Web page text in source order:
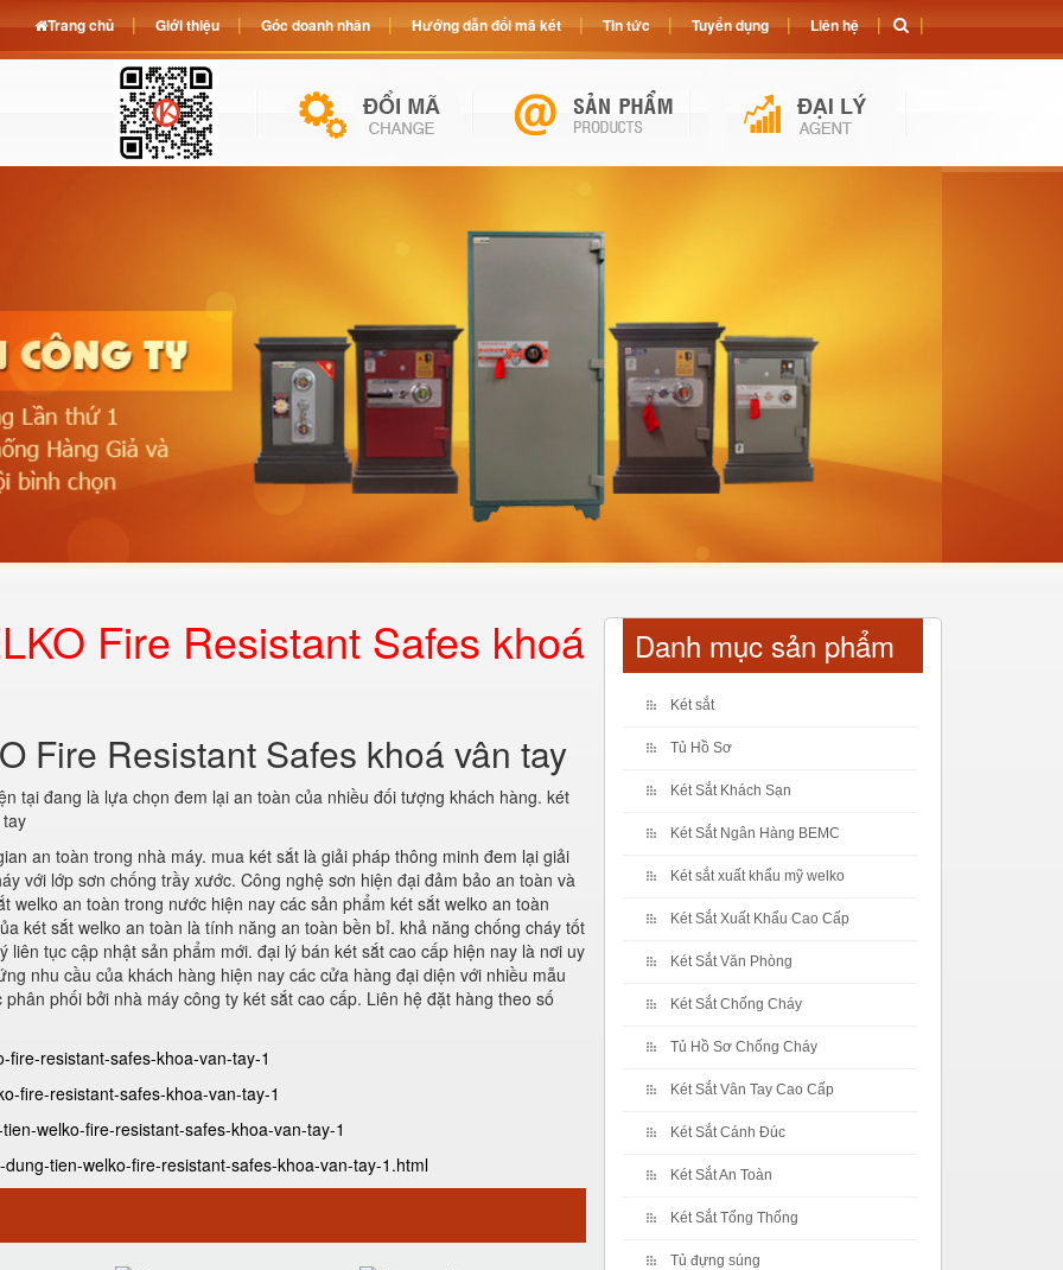
Fire Resistant Safes khoá
Fire Resistant Safes khoá vân tay
tại đang là lựa chọn đem lại an toàn của nhiều đối tượng khách hàng. két
an toàn trong nhà máy. mua két sắt là giải pháp thông minh đem lại giải
với lớp sơn chống trầy xước. Công nghệ sơn hiện đại đảm bảo an toàn và
an toàn trong nước hiện nay các sản phẩm két sắt welko an toàn
két sắt welko an toàn là tính năng an toàn bền bỉ. khả năng chống cháy tốt
tục cập nhật sản phẩm mới. đại lý bán két sắt cao cấp hiện nay là nơi uy
nhu cầu của khách hàng hiện nay các cửa hàng đại diện với nhiều mẫu
phối bởi nhà máy công ty két sắt cao cấp. Liên hệ đặt hàng theo số
resistant-safes-khoa-van-tay-1
fire-resistant-safes-khoa-van-tay-1
welko-fire-resistant-safes-khoa-van-tay-1
tien-welko-fire-resistant-safes-khoa-van-tay-1.html
Danh mục sản phẩm
Két sắt
Tủ Hồ Sơ
Két Sắt Khách Sạn
Két Sắt Ngân Hàng BEMC
Két sắt xuất khẩu mỹ welko
Két Sắt Xuất Khẩu Cao Cấp
Két Sắt Văn Phòng
Két Sắt Chống Cháy
Tủ Hồ Sơ Chống Cháy
Két Sắt Vân Tay Cao Cấp
Két Sắt Cánh Đúc
Két Sắt An Toàn
Két Sắt Tổng Thống
Tủ đựng súng
Trang chủ Giới thiệu Góc doanh nhân Hướng dẫn đổi mã két Tin tức Tuyển dụng Liên hệ